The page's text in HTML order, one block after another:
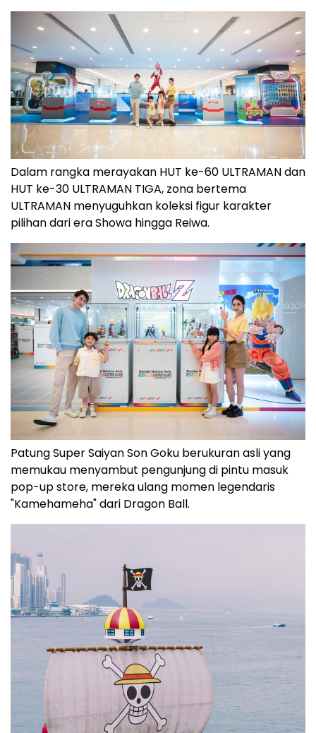
Dalam rangka merayakan HUT ke-60 ULTRAMAN dan
HUT ke-30 ULTRAMAN TIGA, zona bertema
ULTRAMAN menyuguhkan koleksi figur karakter
pilihan dari era Showa hingga Reiwa.
Patung Super Saiyan Son Goku berukuran asli yang
memukau menyambut pengunjung di pintu masuk
pop-up store, mereka ulang momen legendaris
"Kamehameha" dari Dragon Ball.